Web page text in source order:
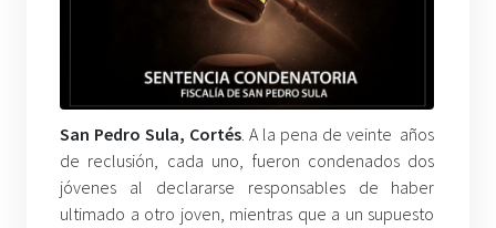
San Pedro Sula, Cortés. A la pena de veinte años
de reclusión, cada uno, fueron condenados dos
jóvenes al declararse responsables de haber
ultimado a otro joven, mientras que a un supuesto